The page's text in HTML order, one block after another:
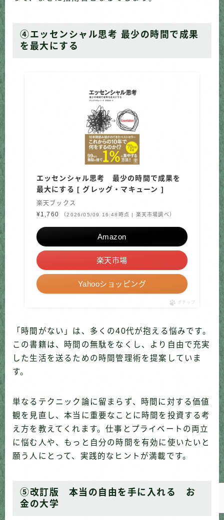
Follow Me
④エッセンシャル思考 最少の時間で成果
を最大にする
エッセンシャル思考 最少の時間で成果を
最大にする [ グレッグ・マキューン ]
楽天ブックス
¥1,760
（2026/05/09 16:48時点 | 楽天市場調べ）
Amazon
楽天市場
Yahooショッピング
ポチップ
「時間がない」は、多くの40代が抱える悩みです。
この書籍は、時間の無駄をなくし、より自由で充実
した生活を送るための時間管理術を提案していま
す。
単なるテクニック論に留まらず、時間に対する価値
観を見直し、本当に重要なことに時間を投資する考
え方を教えてくれます。仕事とプライベートの両立
に悩む人や、もっと自分の時間を有効に使いたいと
願う人にとって、実践的なヒントが満載です。
⑤改訂版 本当の自由を手に入れる お
金の大学